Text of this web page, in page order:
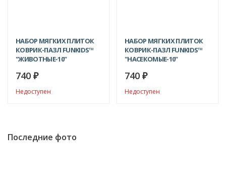
НАБОР МЯГКИХ ПЛИТОК
КОВРИК-ПАЗЛ FUNKIDS™
"ЖИВОТНЫЕ-10"
740 ₽
Недоступен
НАБОР МЯГКИХ ПЛИТОК
КОВРИК-ПАЗЛ FUNKIDS™
"НАСЕКОМЫЕ-10"
740 ₽
Недоступен
Последние фото